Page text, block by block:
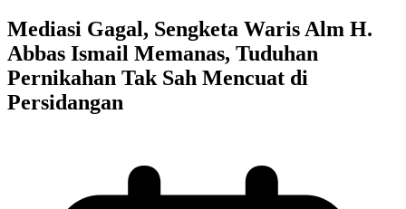
Mediasi Gagal, Sengketa Waris Alm H.
Abbas Ismail Memanas, Tuduhan
Pernikahan Tak Sah Mencuat di
Persidangan